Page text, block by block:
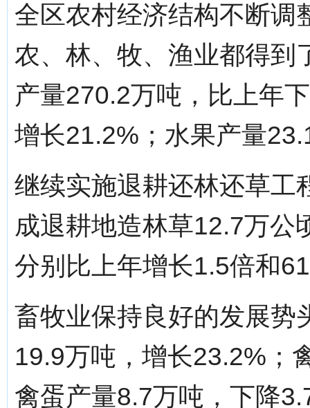
全区农村经济结构不断调
农、林、牧、渔业都得到
产量270.2万吨，比上年
增长21.2%；水果产量
继续实施退耕还林还草工
成退耕地造林草12.7万公
分别比上年增长1.5倍和
畜牧业保持良好的发展势
19.9万吨，增长23.2%；
禽蛋产量8.7万吨，下降